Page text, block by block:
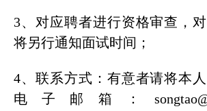
3、对应聘者进行资格审查，
将另行通知面试时间；
4、联系方式：有意者请将本
电子邮箱：